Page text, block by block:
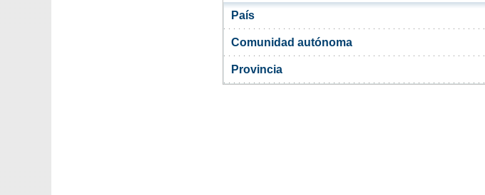
País
Comunidad autónoma
Provincia